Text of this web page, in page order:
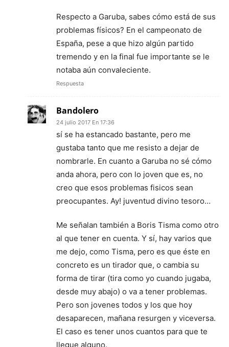
Respecto a Garuba, sabes cómo está de sus
problemas físicos? En el campeonato de
España, pese a que hizo algún partido
tremendo y en la final fue importante se le
notaba aún convaleciente.
Respuesta
Bandolero
24 julio 2017 En 17:36
sí se ha estancado bastante, pero me
gustaba tanto que me resisto a dejar de
nombrarle. En cuanto a Garuba no sé cómo
anda ahora, pero con lo joven que es, no
creo que esos problemas fisicos sean
preocupantes. Ay! juventud divino tesoro…
Me señalan también a Boris Tisma como otro
al que tener en cuenta. Y sí, hay varios que
me dejo, como Tisma, pero es que éste en
concreto es un tirador que, o cambia su
forma de tirar (tira como yo cuando jugaba,
desde muy abajo) o va a tener problemas.
Pero son jovenes todos y los que hoy
desaparecen, mañana resurgen y viceversa.
El caso es tener unos cuantos para que te
llegue alguno.